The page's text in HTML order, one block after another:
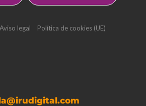
Aviso legal
Política de cookies (UE)